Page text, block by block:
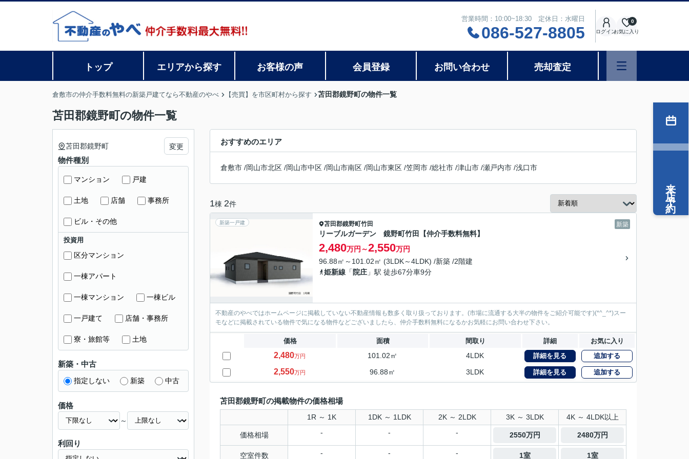
営業時間：10:00~18:30 定休日：水曜日
086-527-8805 ログインお気に入り
0
トップ エリアから探す お客様の声 会員登録 お問い合わせ 売却査定
倉敷市の仲介手数料無料の新築戸建てなら不動産のやべ 【売買】を市区町村から探す 苫田郡鏡野町の物件一覧
苫田郡鏡野町の物件一覧
おすすめのエリア
倉敷市 /岡山市北区 /岡山市中区 /岡山市南区 /岡山市東区 /笠岡市 /総社市 /津山市 /瀬戸内市 /浅口市
1棟 2件
新築一戸建 新築
苫田郡鏡野町竹田
リーブルガーデン 鏡野町竹田【仲介手数料無料】
2,480万円～2,550万円
96.88㎡～101.02㎡ (3LDK～4LDK) /新築 /2階建
姫新線 「 院庄 」駅 徒歩67分車9分
不動産のやべではホームページに掲載していない不動産情報も数多く取り扱っております。(市場に流通する大半の物件をご紹介可能です)(*^_^*)スー
モなどに掲載されている物件で気になる物件などございましたら、仲介手数料無料になるかお気軽にお問い合わせ下さい。
価格 面積 間取り 詳細 お気に入り
2,480万円 101.02㎡ 4LDK 詳細を見る 追加する
2,550万円 96.88㎡ 3LDK 詳細を見る 追加する
苫田郡鏡野町の掲載物件の価格相場
1R ～ 1K 1DK ～ 1LDK 2K ～ 2LDK 3K ～ 3LDK 4K ～ 4LDK以上
価格相場 - - - 2550万円 2480万円
空室件数 - - - 1室 1室
苫田郡鏡野町 変更
物件種別
マンション 戸建
土地 店舗 事務所
ビル・その他
投資用
区分マンション
一棟アパート
一棟マンション 一棟ビル
一戸建て 店舗・事務所
寮・旅館等 土地
新築・中古
指定しない 新築 中古
価格
～
利回り
来店予約